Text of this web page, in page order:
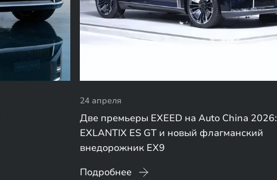
24 апреля
Две премьеры EXEED на Auto China 2026:
EXLANTIX ES GT и новый флагманский
внедорожник EX9
Подробнее